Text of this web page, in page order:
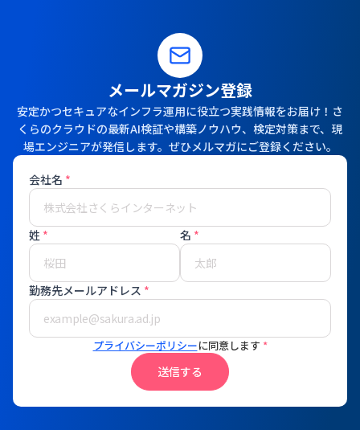
メールマガジン登録
安定かつセキュアなインフラ運用に役立つ実践情報をお届け！さ
くらのクラウドの最新AI検証や構築ノウハウ、検定対策まで、現
場エンジニアが発信します。ぜひメルマガにご登録ください。
会社名 *
姓 * 名 *
勤務先メールアドレス *
プライバシーポリシーに同意します *
送信する